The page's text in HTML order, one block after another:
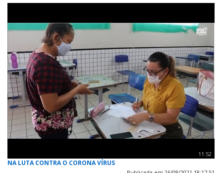
11:52
NA LUTA CONTRA O CORONA VÍRUS